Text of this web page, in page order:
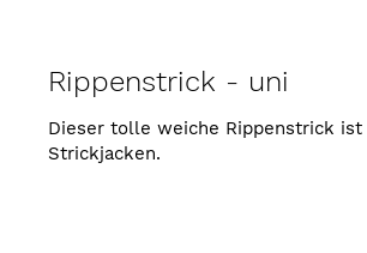
Rippenstrick - uni
Dieser tolle weiche Rippenstrick
Strickjacken.